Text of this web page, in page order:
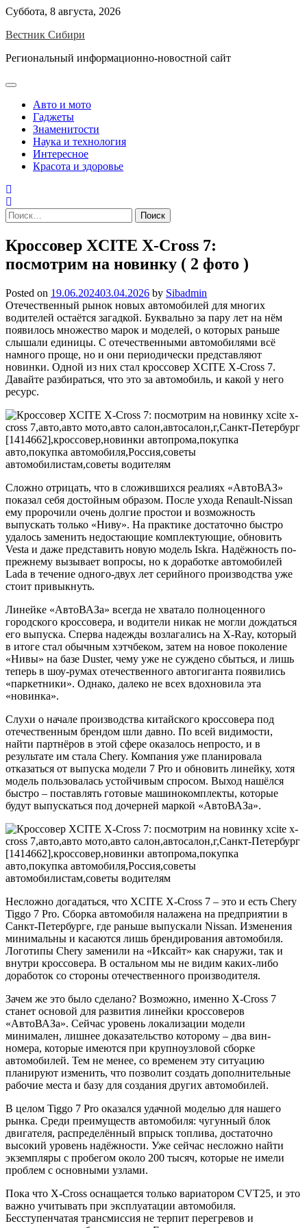
Skip
content
Суббота, 8 августа, 2026
Вестник Сибири
Региональный информационно-новостной сайт
Авто и мото
Гаджеты
Знаменитости
Наука и технология
Интересное
Красота и здоровье
Найти:
Кроссовер XCITE X-Cross 7:
посмотрим на новинку ( 2 фото )
Posted on 19.06.202403.04.2026 by Sibadmin
Отечественный рынок новых автомобилей для многих
водителей остаётся загадкой. Буквально за пару лет на нём
появилось множество марок и моделей, о которых раньше
слышали единицы. С отечественными автомобилями всё
намного проще, но и они периодически представляют
новинки. Одной из них стал кроссовер XCITE X-Cross 7.
Давайте разбираться, что это за автомобиль, и какой у него
ресурс.
Сложно отрицать, что в сложившихся реалиях «АвтоВАЗ»
показал себя достойным образом. После ухода Renault-Nissan
ему пророчили очень долгие простои и возможность
выпускать только «Ниву». На практике достаточно быстро
удалось заменить недостающие комплектующие, обновить
Vesta и даже представить новую модель Iskra. Надёжность по-
прежнему вызывает вопросы, но к доработке автомобилей
Lada в течение одного-двух лет серийного производства уже
стоит привыкнуть.
Линейке «АвтоВАЗа» всегда не хватало полноценного
городского кроссовера, и водители никак не могли дождаться
его выпуска. Сперва надежды возлагались на X-Ray, который
в итоге стал обычным хэтчбеком, затем на новое поколение
«Нивы» на базе Duster, чему уже не суждено сбыться, и лишь
теперь в шоу-румах отечественного автогиганта появились
«паркетники». Однако, далеко не всех вдохновила эта
«новинка».
Слухи о начале производства китайского кроссовера под
отечественным брендом шли давно. По всей видимости,
найти партнёров в этой сфере оказалось непросто, и в
результате им стала Chery. Компания уже планировала
отказаться от выпуска модели 7 Pro и обновить линейку, хотя
модель пользовалась устойчивым спросом. Выход нашёлся
быстро – поставлять готовые машинокомплекты, которые
будут выпускаться под дочерней маркой «АвтоВАЗа».
Несложно догадаться, что XCITE X-Cross 7 – это и есть Chery
Tiggo 7 Pro. Сборка автомобиля налажена на предприятии в
Санкт-Петербурге, где раньше выпускали Nissan. Изменения
минимальны и касаются лишь брендирования автомобиля.
Логотипы Chery заменили на «Иксайт» как снаружи, так и
внутри кроссовера. В остальном мы не видим каких-либо
доработок со стороны отечественного производителя.
Зачем же это было сделано? Возможно, именно X-Cross 7
станет основой для развития линейки кроссоверов
«АвтоВАЗа». Сейчас уровень локализации модели
минимален, лишнее доказательство которому – два вин-
номера, которые имеются при крупноузловой сборке
автомобилей. Тем не менее, со временем эту ситуацию
планируют изменить, что позволит создать дополнительные
рабочие места и базу для создания других автомобилей.
В целом Tiggo 7 Pro оказался удачной моделью для нашего
рынка. Среди преимуществ автомобиля: чугунный блок
двигателя, распределённый впрыск топлива, достаточно
высокий уровень надёжности. Уже сейчас несложно найти
экземпляры с пробегом около 200 тысяч, которые не имели
проблем с основными узлами.
Пока что X-Cross оснащается только вариатором CVT25, и это
важно учитывать при эксплуатации автомобиля.
Бесступенчатая трансмиссия не терпит перегревов и